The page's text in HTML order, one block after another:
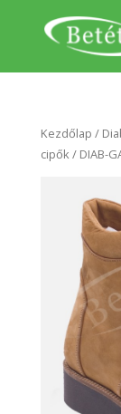
Kezdőlap /
cipők / DIAB-